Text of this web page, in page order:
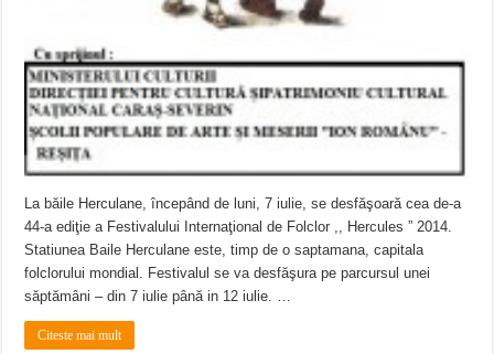
La băile Herculane, începând de luni, 7 iulie, se desfăşoară cea de-a
44-a ediţie a Festivalului Internaţional de Folclor ,, Hercules ” 2014.
Statiunea Baile Herculane este, timp de o saptamana, capitala
folclorului mondial. Festivalul se va desfăşura pe parcursul unei
săptămâni – din 7 iulie până in 12 iulie. …
Citeste mai mult